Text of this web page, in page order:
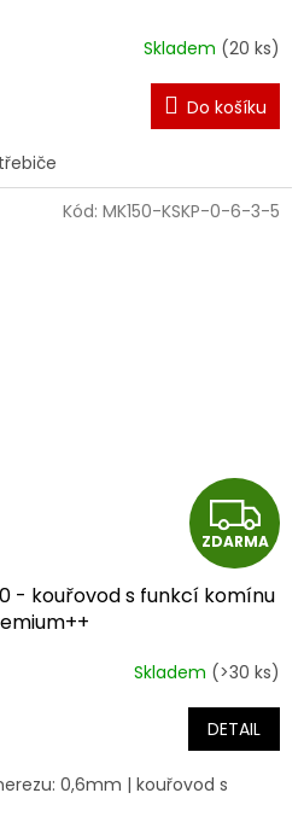
Skladem (20 ks)
Do košíku
Z
D
A
R
M
A
ZDARMA
- kouřovod s funkcí komínu
Skladem (>30 ks)
DETAIL
0,6mm | kouřovod s
Kód: MK150-KSKP-0-6-3-5